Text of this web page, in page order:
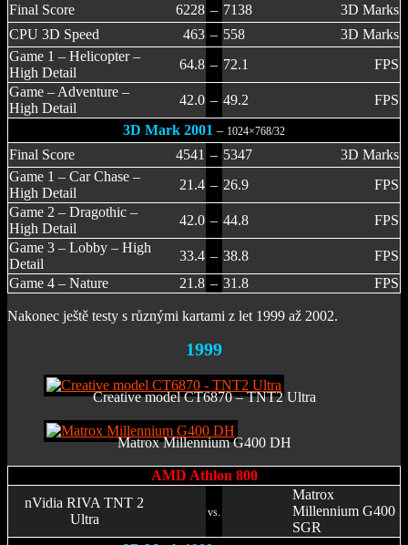
Final Score 6228 – 7138
3D Marks
CPU 3D Speed
463 – 558
3D Marks
Game 1 – Helicopter –
High Detail
64.8 – 72.1
FPS
Game – Adventure –
High Detail
42.0 – 49.2
FPS
3D Mark 2001 – 1024×768/32
Final Score 4541 – 5347
3D Marks
Game 1 – Car Chase –
High Detail
21.4 – 26.9
FPS
Game 2 – Dragothic –
High Detail
42.0 – 44.8
FPS
Game 3 – Lobby – High
Detail
33.4 – 38.8
FPS
Game 4 – Nature
21.8 – 31.8 FPS
Nakonec ještě testy s různými kartami z let 1999 až 2002.
1999
Creative model CT6870 – TNT2 Ultra
Matrox Millennium G400 DH
AMD Athlon 800
nVidia RIVA TNT 2
Ultra
vs.
Matrox
Millennium G400
SGR